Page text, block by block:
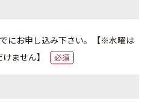
お申し込み下さい。【※水曜は
ません】
必須